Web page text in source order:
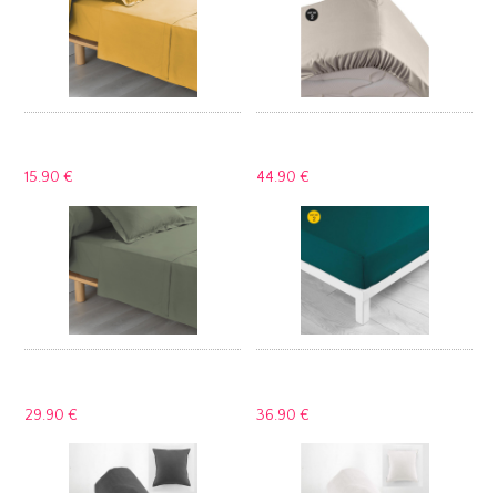
15.90 € 44.90 €
29.90 € 36.90 €